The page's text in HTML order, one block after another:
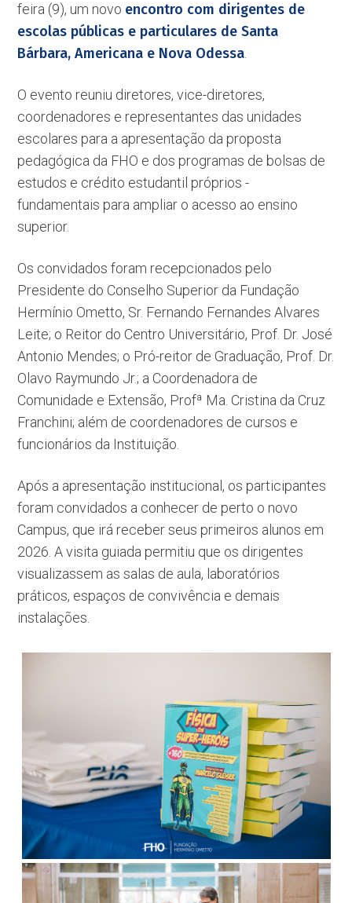
feira (9), um novo encontro com dirigentes de
escolas públicas e particulares de Santa
Bárbara, Americana e Nova Odessa.
O evento reuniu diretores, vice-diretores,
coordenadores e representantes das unidades
escolares para a apresentação da proposta
pedagógica da FHO e dos programas de bolsas de
estudos e crédito estudantil próprios -
fundamentais para ampliar o acesso ao ensino
superior.
Os convidados foram recepcionados pelo
Presidente do Conselho Superior da Fundação
Hermínio Ometto, Sr. Fernando Fernandes Alvares
Leite; o Reitor do Centro Universitário, Prof. Dr. José
Antonio Mendes; o Pró-reitor de Graduação, Prof. Dr.
Olavo Raymundo Jr.; a Coordenadora de
Comunidade e Extensão, Profª Ma. Cristina da Cruz
Franchini; além de coordenadores de cursos e
funcionários da Instituição.
Após a apresentação institucional, os participantes
foram convidados a conhecer de perto o novo
Campus, que irá receber seus primeiros alunos em
2026. A visita guiada permitiu que os dirigentes
visualizassem as salas de aula, laboratórios
práticos, espaços de convivência e demais
instalações.